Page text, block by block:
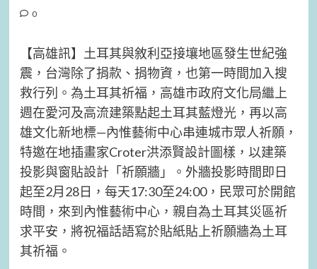
0
【高雄訊】土耳其與敘利亞接壤地區發生世紀強
震，台灣除了捐款、捐物資，也第一時間加入搜
救行列。為土耳其祈福，高雄市政府文化局繼上
週在愛河及高流建築點起土耳其藍燈光，再以高
雄文化新地標—內惟藝術中心串連城市眾人祈願，
特邀在地插畫家Croter洪添賢設計圖樣，以建築
投影與窗貼設計「祈願牆」。外牆投影時間即日
起至2月28日，每天17:30至24:00，民眾可於開館
時間，來到內惟藝術中心，親自為土耳其災區祈
求平安，將祝福話語寫於貼紙貼上祈願牆為土耳
其祈福。